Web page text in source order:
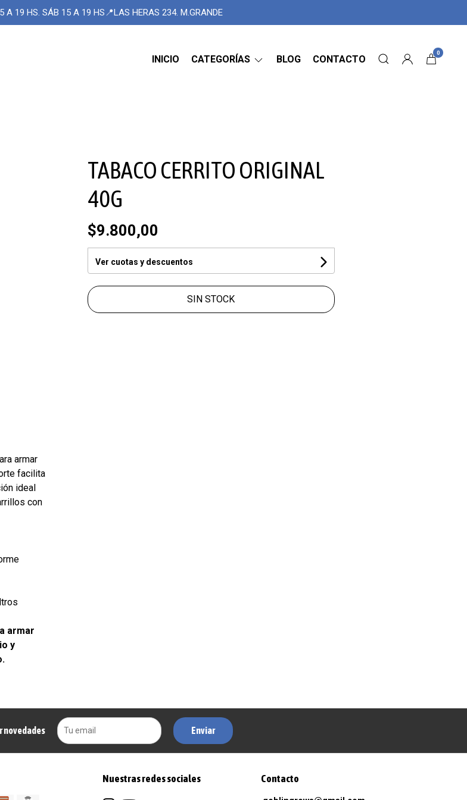
A 19 HS. SÁB 15 A 19 HS📍LAS HERAS 234. M.GRANDE
INICIO CATEGORÍAS BLOG CONTACTO
0
armar
facilita
ideal
con
armar
y
TABACO CERRITO ORIGINAL
40G
$9.800,00
Ver cuotas y descuentos
SIN STOCK
novedades Enviar
Nuestras redes sociales Contacto